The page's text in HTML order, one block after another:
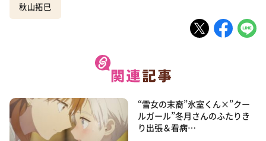
秋山拓巳
“雪女の末裔”氷室くん×”クー
ルガール”冬月さんのふたりき
り出張＆看病…